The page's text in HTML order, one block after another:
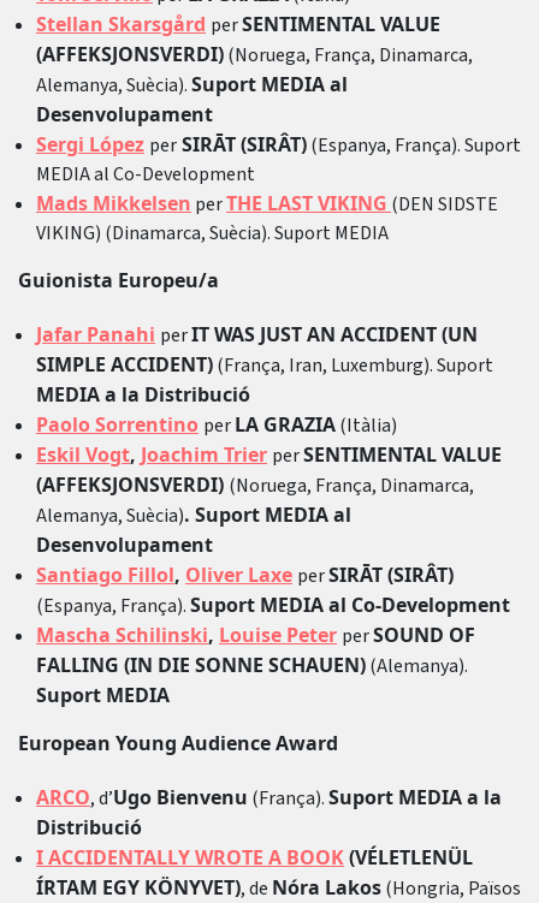
Stellan Skarsgård perSENTIMENTAL VALUE
(AFFEKSJONSVERDI)(Noruega, França, Dinamarca,
Alemanya, Suècia).Suport MEDIA al
Desenvolupament
Sergi López perSIRĀT (SIRÂT)(Espanya, França). Suport
MEDIA al Co-Development
Mads Mikkelsen perTHE LAST VIKING (DEN SIDSTE
VIKING) (Dinamarca, Suècia). Suport MEDIA
Guionista Europeu/a
Jafar Panahi perIT WAS JUST AN ACCIDENT (UN
SIMPLE ACCIDENT)(França, Iran, Luxemburg). Suport
MEDIA a la Distribució
Paolo Sorrentino perLA GRAZIA(Itàlia)
Eskil Vogt, Joachim Trier perSENTIMENTAL VALUE
(AFFEKSJONSVERDI) (Noruega, França, Dinamarca,
Alemanya, Suècia). Suport MEDIA al
Desenvolupament
Santiago Fillol, Oliver Laxe perSIRĀT (SIRÂT)
(Espanya, França).Suport MEDIA al Co-Development
Mascha Schilinski, Louise Peter perSOUND OF
FALLING (IN DIE SONNE SCHAUEN)(Alemanya).
Suport MEDIA
European Young Audience Award
ARCO, d’Ugo Bienvenu (França).Suport MEDIA a la
Distribució
I ACCIDENTALLY WROTE A BOOK(VÉLETLENÜL
ÍRTAM EGY KÖNYVET), de Nóra Lakos(Hongria, Països